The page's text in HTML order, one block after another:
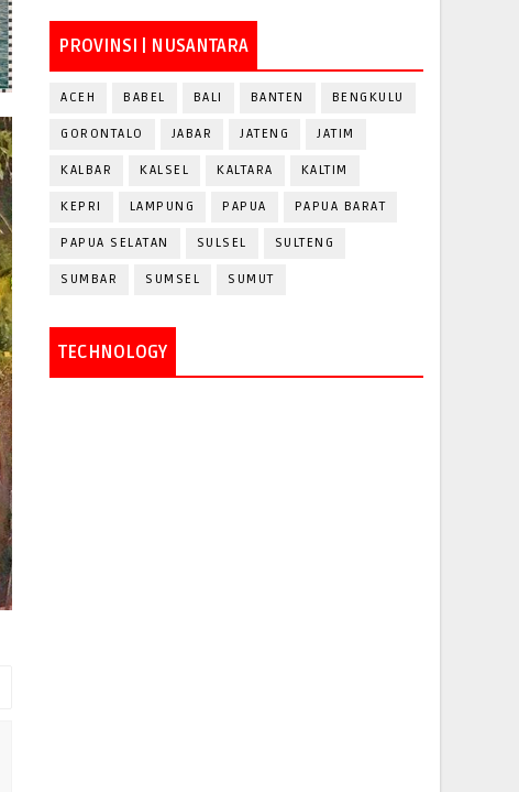
PROVINSI | NUSANTARA
ACEH BABEL BALI BANTEN BENGKULU
GORONTALO JABAR JATENG JATIM
KALBAR KALSEL KALTARA KALTIM
KEPRI LAMPUNG PAPUA PAPUA BARAT
PAPUA SELATAN SULSEL SULTENG
SUMBAR SUMSEL SUMUT
TECHNOLOGY